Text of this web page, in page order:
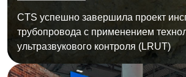
CTS успешно завершила проект
трубопровода с применением
ультразвукового контроля (LRUT)